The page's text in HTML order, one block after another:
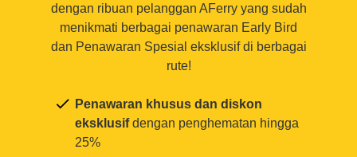
dengan ribuan pelanggan AFerry yang sudah
menikmati berbagai penawaran Early Bird
dan Penawaran Spesial eksklusif di berbagai
rute!
Penawaran khusus dan diskon
eksklusifdengan penghematan hingga
25%